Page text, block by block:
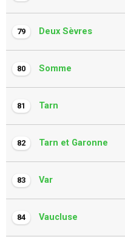
79 Deux Sèvres
80 Somme
81 Tarn
82 Tarn et Garonne
83 Var
84 Vaucluse